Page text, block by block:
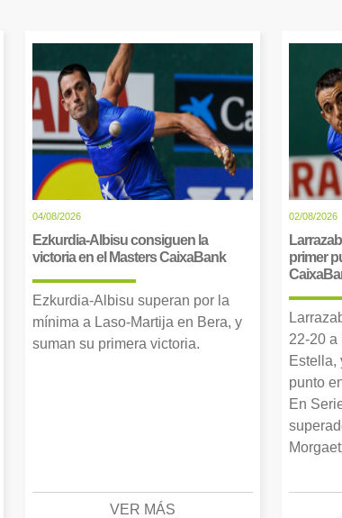
04/08/2026
Ezkurdia-Albisu consiguen la
victoria en el Masters CaixaBank
Ezkurdia-Albisu superan por la
mínima a Laso-Martija en Bera, y
suman su primera victoria.
VER MÁS
02/08/2026
primer
22-20 a
Estella,
punto
En